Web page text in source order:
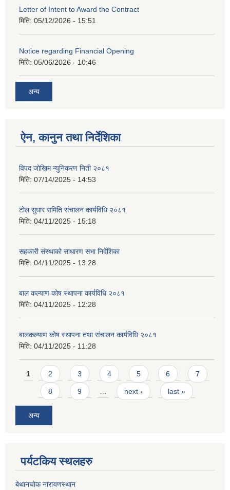
Letter of Intent to Award the Contract
मिति: 05/12/2026 - 15:51
Notice regarding Financial Opening
मिति: 05/06/2026 - 10:46
अन्य
ऐन, कानुन तथा निर्देशिका
विपद जोखिम न्युनिकरण निती २०८१
मिति: 07/14/2025 - 14:53
टोल सुधार समिति संचालन कार्यविधि २०८१
मिति: 04/11/2025 - 15:18
सहकारी संस्थाको साधारण सभा निर्देशिका
मिति: 04/11/2025 - 13:28
बाल कल्याण कोष स्थापना कार्यविधि २०८१
मिति: 04/11/2025 - 12:28
बालकल्याण कोष स्थापना तथा संचालन कार्यविधि २०८१
मिति: 04/11/2025 - 11:28
Pages
1 2 3 4 5 6 7
8 9 … next › last »
अन्य
पर्यटकिय स्थलहरु
बेथानचोक नारायणस्थान